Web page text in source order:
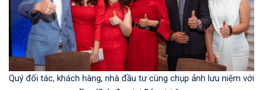
Quý đối tác, khách hàng, nhà đầu tư cùng chụp ảnh lưu niệm với